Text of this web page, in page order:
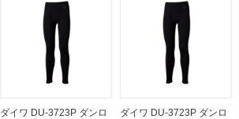
ダイワ DU-3723P ダンロ
ダイワ DU-3723P ダンロ